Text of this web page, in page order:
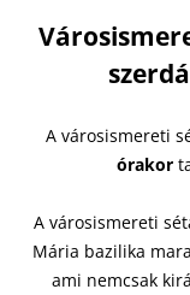
A városismereti
órakor
A városismereti
Mária bazilika
ami nemcsak